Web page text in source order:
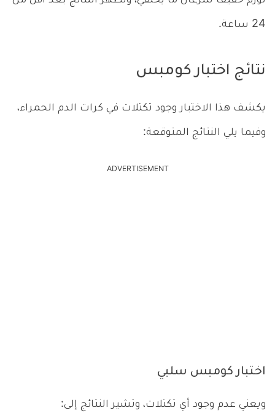
24 ساعة.
نتائج اختبار كومبس
يكشف هذا الاختبار وجود تكتلات في كرات الدم الحمراء،
وفيما يلي النتائج المتوقعة:
ADVERTISEMENT
اختبار كومبس سلبي
ويعني عدم وجود أي تكتلات، وتشير النتائج إلى: